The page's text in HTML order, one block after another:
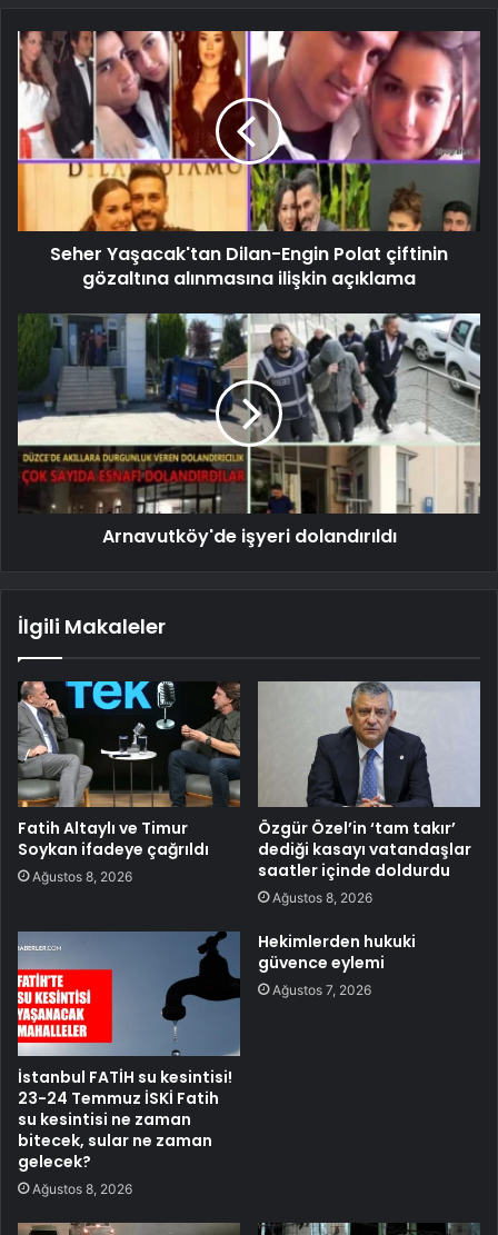
Seher Yaşacak'tan Dilan-Engin Polat çiftinin
gözaltına alınmasına ilişkin açıklama
Arnavutköy'de işyeri dolandırıldı
İlgili Makaleler
Fatih Altaylı ve Timur
Soykan ifadeye çağrıldı
Ağustos 8, 2026
Özgür Özel’in ‘tam takır’
dediği kasayı vatandaşlar
saatler içinde doldurdu
Ağustos 8, 2026
İstanbul FATİH su kesintisi!
23-24 Temmuz İSKİ Fatih
su kesintisi ne zaman
bitecek, sular ne zaman
gelecek?
Ağustos 8, 2026
Hekimlerden hukuki
güvence eylemi
Ağustos 7, 2026